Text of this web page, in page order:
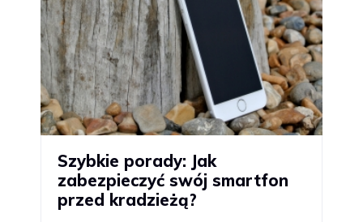
Szybkie porady: Jak
zabezpieczyć swój smartfon
przed kradzieżą?